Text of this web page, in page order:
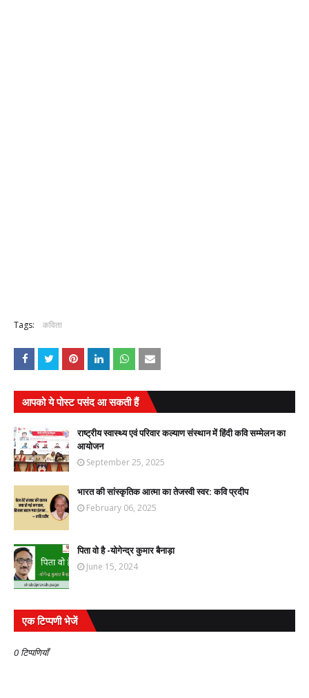
Tags: कविता
आपको ये पोस्ट पसंद आ सकती हैं
राष्ट्रीय स्वास्थ्य एवं परिवार कल्याण संस्थान में हिंदी कवि सम्मेलन का
आयोजन
September 25, 2025
भारत की सांस्कृतिक आत्मा का तेजस्वी स्वर: कवि प्रदीप
February 06, 2025
पिता वो है -योगेन्द्र कुमार बैनाड़ा
June 15, 2024
एक टिप्पणी भेजें
0 टिप्पणियाँ